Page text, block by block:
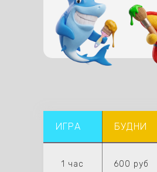
ИГРА БУДНИ
1 час 600 руб